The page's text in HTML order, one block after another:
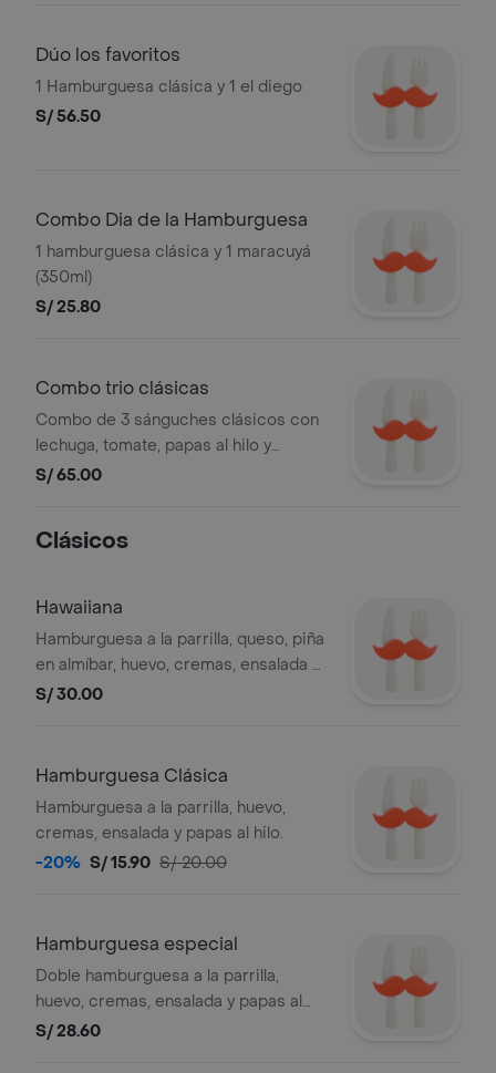
Dúo los favoritos
1 Hamburguesa clásica y 1 el diego
S/ 56.50
Combo Dia de la Hamburguesa
1 hamburguesa clásica y 1 maracuyá
(350ml)
S/ 25.80
Combo trio clásicas
Combo de 3 sánguches clásicos con
lechuga, tomate, papas al hilo y
hamburguesa en pan con ajonjolí.
S/ 65.00
Clásicos
Hawaiiana
Hamburguesa a la parrilla, queso, piña
en almíbar, huevo, cremas, ensalada y
papas al hilo.
S/ 30.00
Hamburguesa Clásica
Hamburguesa a la parrilla, huevo,
cremas, ensalada y papas al hilo.
-20% S/ 15.90 S/ 20.00
Hamburguesa especial
Doble hamburguesa a la parrilla,
huevo, cremas, ensalada y papas al
hilo.
S/ 28.60